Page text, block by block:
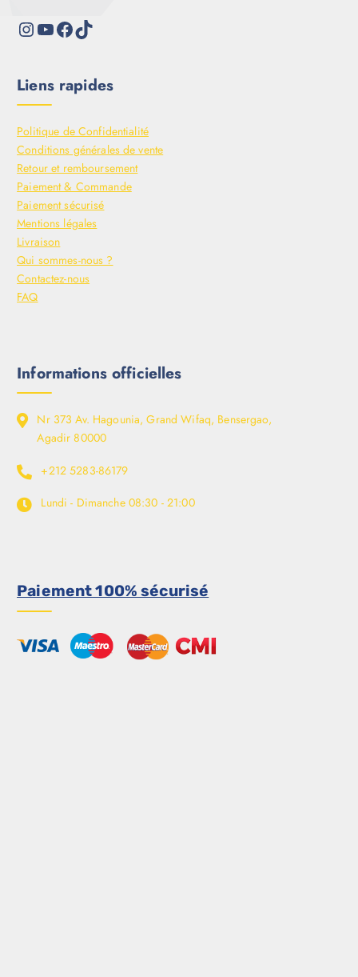
Liens rapides
Politique de Confidentialité
Conditions générales de vente
Retour et remboursement
Paiement & Commande
Paiement sécurisé
Mentions légales
Livraison
Qui sommes-nous ?
Contactez-nous
FAQ
Informations officielles
Nr 373 Av. Hagounia, Grand Wifaq, Bensergao,
Agadir 80000
+212 5283-86179
Lundi - Dimanche 08:30 - 21:00
Paiement 100% sécurisé